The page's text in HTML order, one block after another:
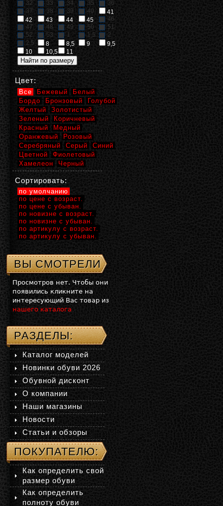
32 33 34 35
36
37
38 39 40
41
42
43 44 45
46
47
48 49 50
51
52
53 1 1,5
2
2,5
8 8,5 9
9,5
10
10,5 11
Цвет:
Все Бежевый
Белый
Бордо
Бронзовый
Голубой
Желтый
Золотистый
Зеленый
Коричневый
Красный
Медный
Оранжевый
Розовый
Серебряный
Серый
Синий
Цветной
Фиолетовый
Хамелеон
Черный
Сортировать:
по умолчанию
по цене с возраст.
по цене с убыван.
по новизне с возраст.
по новизне с убыван.
по артикулу с возраст.
по артикулу с убыван.
ВЫ СМОТРЕЛИ
Просмотров нет. Чтобы они
появились кликните на
интересующий Вас товар из
нашего каталога
РАЗДЕЛЫ:
Каталог моделей
Новинки обуви 2026
Обувной дисконт
О компании
Наши магазины
Новости
Статьи и обзоры
ПОКУПАТЕЛЮ:
Как определить свой
размер обуви
Как определить
полноту обуви